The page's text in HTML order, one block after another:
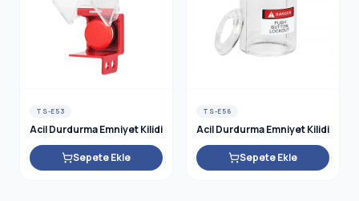
TS-E53
Acil Durdurma Emniyet Kilidi
Sepete Ekle
TS-E56
Acil Durdurma Emniyet Kilidi
Sepete Ekle